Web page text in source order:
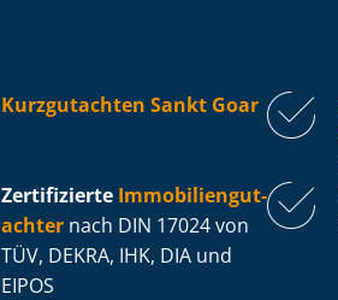
Kurzgutachten Sankt Goar
Zertifizierte Im­mo­bi­li­en­gut­
ach­ter nach DIN 17024 von
TÜV, DEKRA, IHK, DIA und
EIPOS